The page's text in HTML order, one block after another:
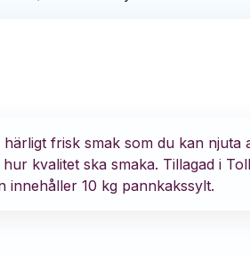
frisk smak som du kan njuta
kvalitet ska smaka. Tillagad i
innehåller 10 kg pannkakssylt.